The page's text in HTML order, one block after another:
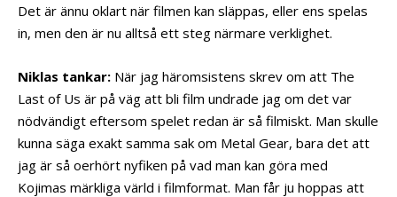
Det är ännu oklart när filmen kan släppas, eller ens spelas
in, men den är nu alltså ett steg närmare verklighet.
Niklas tankar: När jag häromsistens skrev om att The
Last of Us är på väg att bli film undrade jag om det var
nödvändigt eftersom spelet redan är så filmiskt. Man skulle
kunna säga exakt samma sak om Metal Gear, bara det att
jag är så oerhört nyfiken på vad man kan göra med
Kojimas märkliga värld i filmformat. Man får ju hoppas att